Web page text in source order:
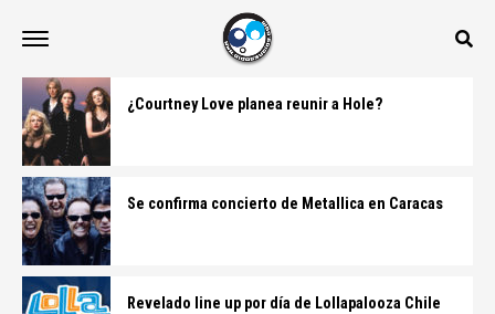
¿Courtney Love planea reunir a Hole?
Se confirma concierto de Metallica en Caracas
Revelado line up por día de Lollapalooza Chile